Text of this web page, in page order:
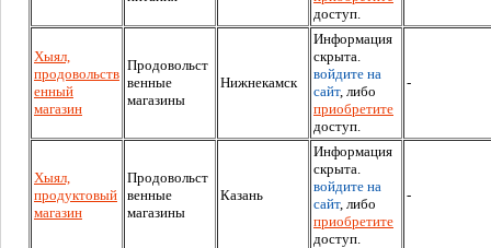
доступ.
Хыял,
продовольств
енный
магазин
Продовольст
венные
магазины
Нижнекамск
Информация
скрыта.
войдите на
сайт, либо
приобретите
доступ.
-
Хыял,
продуктовый
магазин
Продовольст
венные
магазины
Казань
Информация
скрыта.
войдите на
сайт, либо
приобретите
доступ.
-